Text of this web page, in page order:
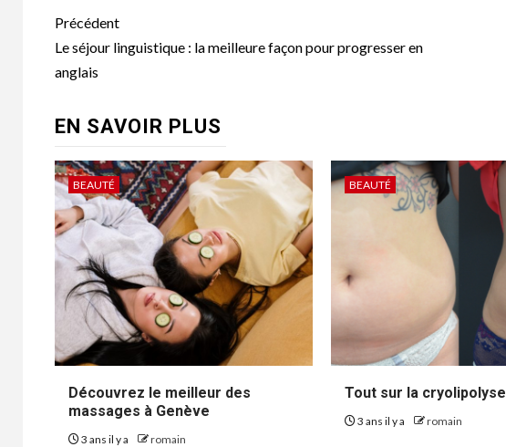
Navigation
d’article
Précédent
Le séjour linguistique : la meilleure façon pour progresser en
anglais
EN SAVOIR PLUS
BEAUTÉ
Découvrez le meilleur des
massages à Genève
3 ans il y a romain
BEAUTÉ
Tout sur la cryolipolyse
3 ans il y a romain